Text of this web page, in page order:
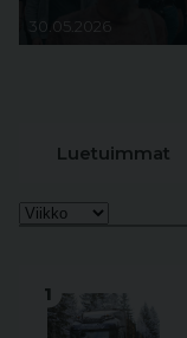
30.05.2026
Luetuimmat
1